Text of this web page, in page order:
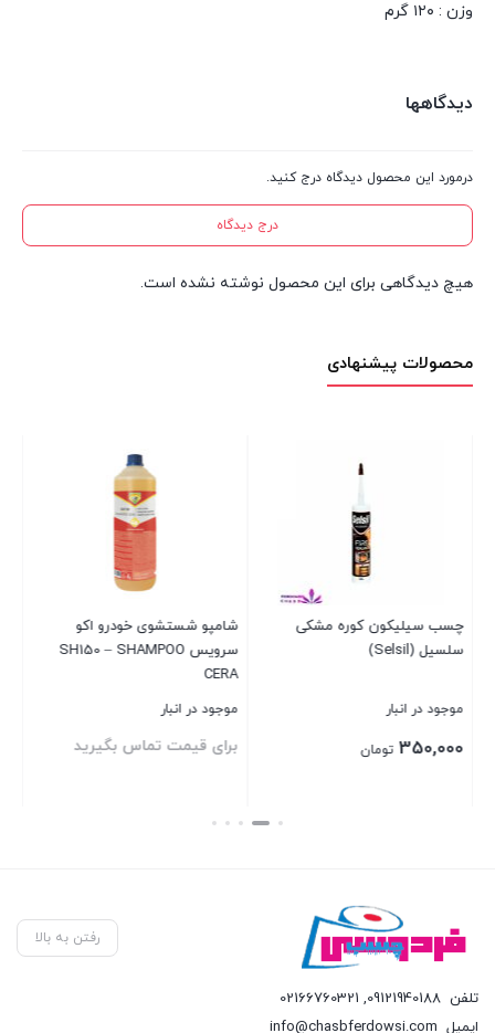
وزن : ۱۲۰ گرم
دیدگاهها
درمورد این محصول دیدگاه درج کنید.
درج دیدگاه
هیچ دیدگاهی برای این محصول نوشته نشده است.
محصولات پیشنهادی
چسب سیلیکون کوره مشکی
سلسیل (Selsil)
موجود در انبار
350,000 تومان
شامپو شستشوی خودرو اکو
سرویس SH150 – SHAMPOO
CERA
موجود در انبار
برای قیمت تماس بگیرید
بستن
رفتن به بالا
تلفن 09121940188
,
02166760321
ایمیل info@chasbferdowsi.com